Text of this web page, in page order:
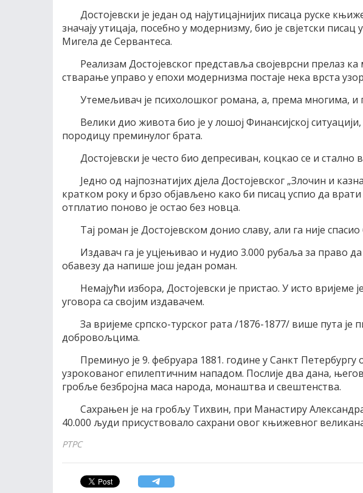
Достојевски је један од најутицајнијих писаца руске
значају утицаја, посебно у модернизму, био је свјетски
Мигела де Сервантеса.
Реализам Достојевског представља својеврсни прелаз
стварање управо у епохи модернизма постаје нека врста
Утемељивач је психолошког романа, а, према многима, и
Велики дио живота био је у лошој Финансијској
породицу преминулог брата.
Достојевски је често био депресиван, коцкао се и стално
Једно од најпознатијих дјела Достојевског „Злочин и
кратком року и брзо објављено како би писац успио да
отплатио поново је остао без новца.
Тај роман је Достојевском донио славу, али га није спасио
Издавач га је уцјењивао и нудио 3.000 рубаља за право да
обавезу да напише још један роман.
Немајући избора, Достојевски је пристао. У исто вријеме
уговора са својим издавачем.
За вријеме српско-турског рата /1876-1877/ више пута је
добровољцима.
Преминуо је 9. фебруара 1881. године у Санкт
узрокованог епилептичним нападом. Послије два дана,
гробље безбројна маса народа, монаштва и свештенства.
Сахрањен је на гробљу Тихвин, при Манастиру
40.000 људи присуствовало сахрани овог књижевног
РТРС